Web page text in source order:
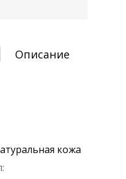
Описание
кожа